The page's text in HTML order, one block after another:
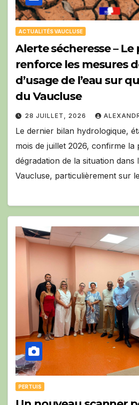
ACTUALITÉS VAUCLUSE
Alerte sécheresse –
renforce les mesures
d’usage de l’eau sur
du Vaucluse
28 JUILLET, 2026
Le dernier bilan hydrologique,
mois de juillet 2026, confirme la
dégradation de la situation dans
Vaucluse, particulièrement sur
PERTUIS